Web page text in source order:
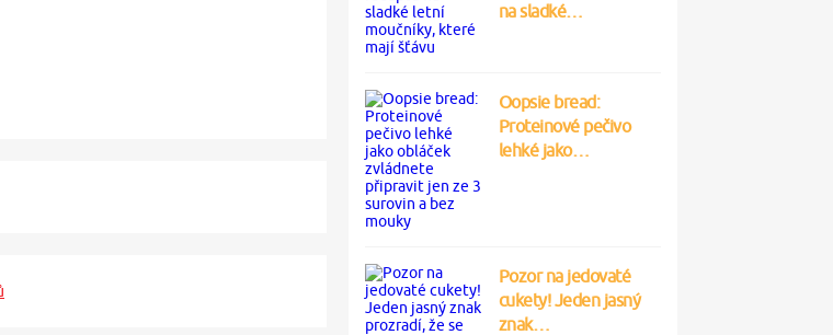
na sladké…
Oopsie bread:
Proteinové pečivo
lehké jako…
Pozor na jedovaté
cukety! Jeden jasný
znak…